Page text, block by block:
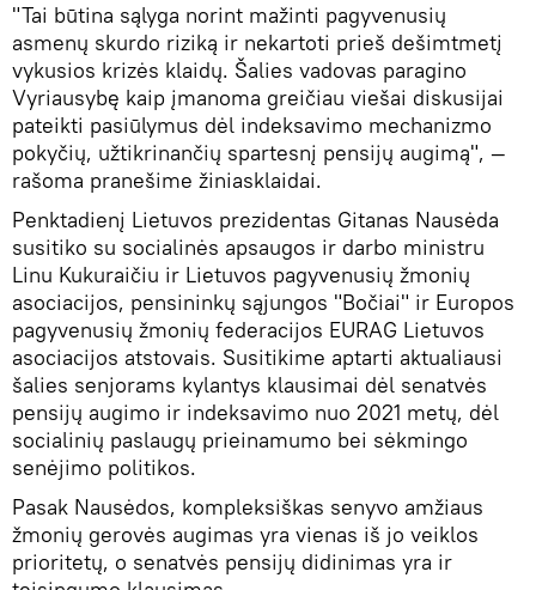
"Tai būtina sąlyga norint mažinti pagyvenusių
asmenų skurdo riziką ir nekartoti prieš dešimtmetį
vykusios krizės klaidų. Šalies vadovas paragino
Vyriausybę kaip įmanoma greičiau viešai diskusijai
pateikti pasiūlymus dėl indeksavimo mechanizmo
pokyčių, užtikrinančių spartesnį pensijų augimą", —
rašoma pranešime žiniasklaidai.
Penktadienį Lietuvos prezidentas Gitanas Nausėda
susitiko su socialinės apsaugos ir darbo ministru
Linu Kukuraičiu ir Lietuvos pagyvenusių žmonių
asociacijos, pensininkų sąjungos "Bočiai" ir Europos
pagyvenusių žmonių federacijos EURAG Lietuvos
asociacijos atstovais. Susitikime aptarti aktualiausi
šalies senjorams kylantys klausimai dėl senatvės
pensijų augimo ir indeksavimo nuo 2021 metų, dėl
socialinių paslaugų prieinamumo bei sėkmingo
senėjimo politikos.
Pasak Nausėdos, kompleksiškas senyvo amžiaus
žmonių gerovės augimas yra vienas iš jo veiklos
prioritetų, o senatvės pensijų didinimas yra ir